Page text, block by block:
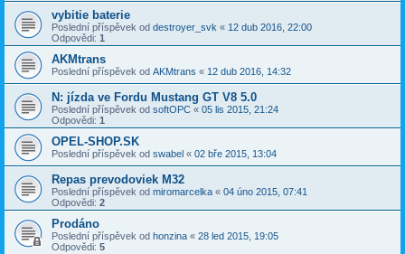
vybitie baterie
Poslední příspěvek od destroyer_svk « 12 dub 2016, 22:00
Odpovědi: 1
AKMtrans
Poslední příspěvek od AKMtrans « 12 dub 2016, 14:32
N: jízda ve Fordu Mustang GT V8 5.0
Poslední příspěvek od softOPC « 05 lis 2015, 21:24
Odpovědi: 1
OPEL-SHOP.SK
Poslední příspěvek od swabel « 02 bře 2015, 13:04
Repas prevodoviek M32
Poslední příspěvek od miromarcelka « 04 úno 2015, 07:41
Odpovědi: 2
Prodáno
Poslední příspěvek od honzina « 28 led 2015, 19:05
Odpovědi: 5